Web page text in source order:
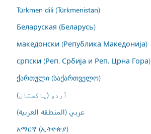
Türkmen dili (Türkmenistan)
Беларуская (Беларусь)
македонски (Република Македонија)
српски (Реп. Србија и Реп. Црна Гора)
ქართული (საქართველო)
اُردو (پاکستان)
عربي (المنطقة العربية)
አማርኛ (ኢትዮጵያ)